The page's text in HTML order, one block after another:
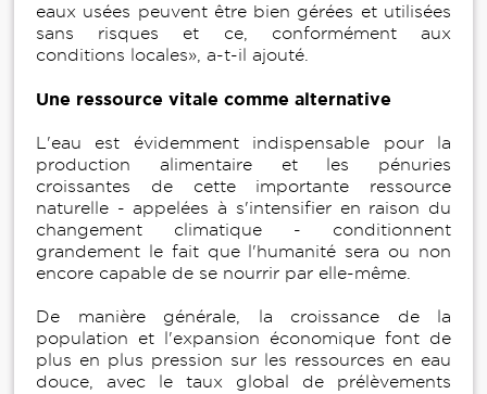
eaux usées peuvent être bien gérées et utilisées
sans risques et ce, conformément aux
conditions locales», a-t-il ajouté.
Une ressource vitale comme alternative
L'eau est évidemment indispensable pour la
production alimentaire et les pénuries
croissantes de cette importante ressource
naturelle - appelées à s'intensifier en raison du
changement climatique - conditionnent
grandement le fait que l'humanité sera ou non
encore capable de se nourrir par elle-même.
De manière générale, la croissance de la
population et l'expansion économique font de
plus en plus pression sur les ressources en eau
douce, avec le taux global de prélèvements